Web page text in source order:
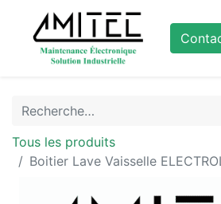
Tous les produits
Boitier Lave Vaisselle